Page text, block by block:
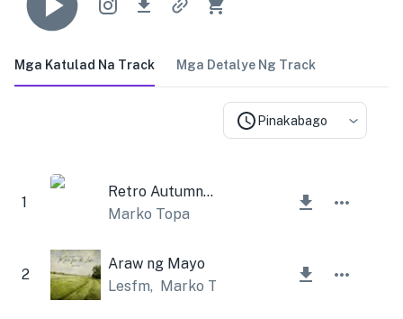
Mga Katulad Na Track Mga Detalye Ng Track
Pinakabago
1
Retro Autumn Instrumental
Marko Topa
2
Araw ng Mayo
Lesfm, Marko Topa